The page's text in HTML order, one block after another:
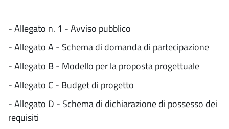
- Allegato n. 1 - Avviso pubblico
- Allegato A - Schema di domanda di partecipazione
- Allegato B - Modello per la proposta progettuale
- Allegato C - Budget di progetto
- Allegato D - Schema di dichiarazione di possesso dei
requisiti